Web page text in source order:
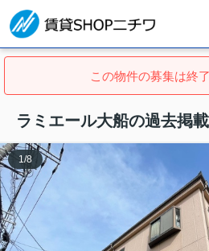
この物件の募集は終
ラミエール大船の過去掲
1 /8